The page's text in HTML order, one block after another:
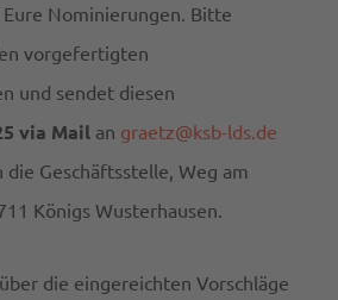
Nominierungen. Bitte
vorgefertigten
und sendet diesen
via Mail an graetz@ksb-lds.de
die Geschäftsstelle, Weg am
Königs Wusterhausen.
die eingereichten Vorschläge